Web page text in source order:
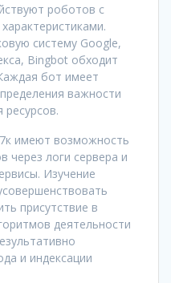
роботов с
систему Google,
Bingbot обходит
бот имеет
важности
имеют возможность
через логи сервера и
Изучение
присутствие в
деятельности
и индексации